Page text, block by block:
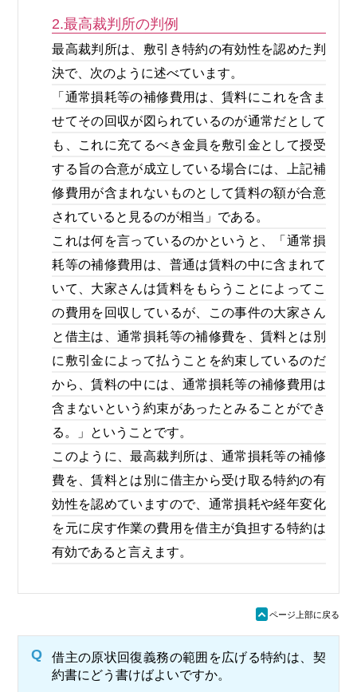
2.最高裁判所の判例
最高裁判所は、敷引き特約の有効性を認めた判
決で、次のように述べています。
「通常損耗等の補修費用は、賃料にこれを含ま
せてその回収が図られているのが通常だとして
も、これに充てるべき金員を敷引金として授受
する旨の合意が成立している場合には、上記補
修費用が含まれないものとして賃料の額が合意
されていると見るのが相当」である。
これは何を言っているのかというと、「通常損
耗等の補修費用は、普通は賃料の中に含まれて
いて、大家さんは賃料をもらうことによってこ
の費用を回収しているが、この事件の大家さん
と借主は、通常損耗等の補修費を、賃料とは別
に敷引金によって払うことを約束しているのだ
から、賃料の中には、通常損耗等の補修費用は
含まないという約束があったとみることができ
る。」ということです。
このように、最高裁判所は、通常損耗等の補修
費を、賃料とは別に借主から受け取る特約の有
効性を認めていますので、通常損耗や経年変化
を元に戻す作業の費用を借主が負担する特約は
有効であると言えます。
ü ページ上部に戻る
Q
借主の原状回復義務の範囲を広げる特約は、契
約書にどう書けばよいですか。